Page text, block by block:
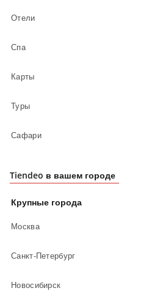
Отели
Спа
Карты
Туры
Сафари
Tiendeo в вашем городе
Крупные города
Москва
Санкт-Петербург
Новосибирск